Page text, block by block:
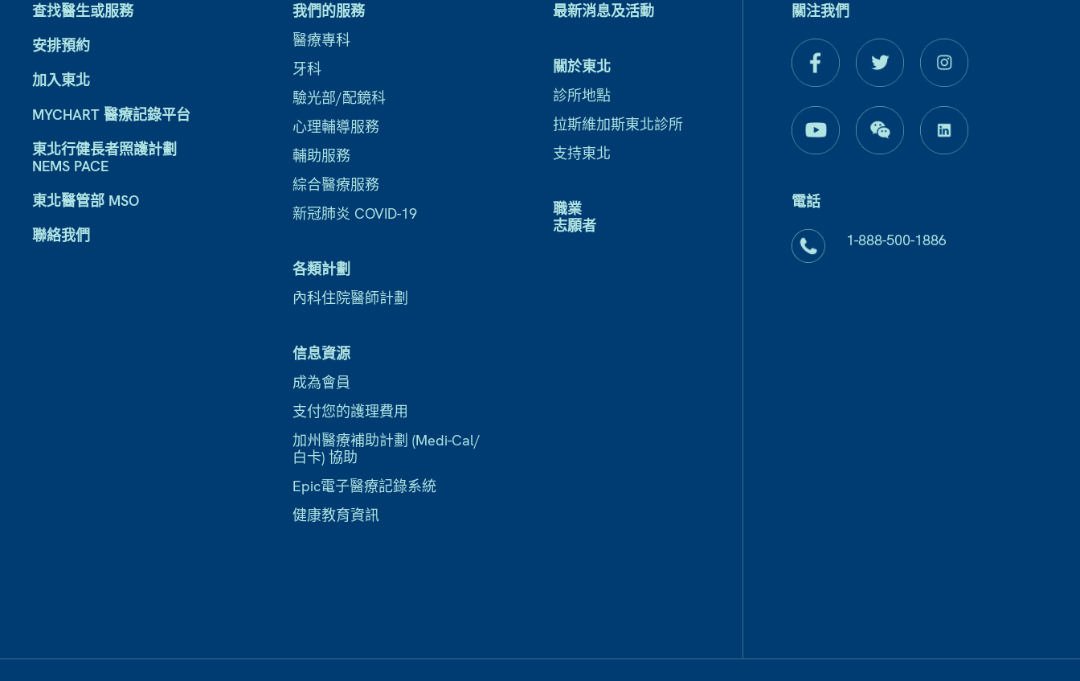
查找醫生或服務
安排預約
加入東北
MYCHART 醫療記錄平台
東北行健長者照護計劃
NEMS PACE
東北醫管部 MSO
聯絡我們
我們的服務
醫療專科
牙科
驗光部/配鏡科
心理輔導服務
輔助服務
綜合醫療服務
新冠肺炎 COVID-19
各類計劃
內科住院醫師計劃
信息資源
成為會員
支付您的護理費用
加州醫療補助計劃 (Medi-Cal/
白卡) 協助
Epic電子醫療記錄系統
健康教育資訊
最新消息及活動
關於東北
診所地點
拉斯維加斯東北診所
支持東北
職業
志願者
關注我們
電話
1-888-500-1886